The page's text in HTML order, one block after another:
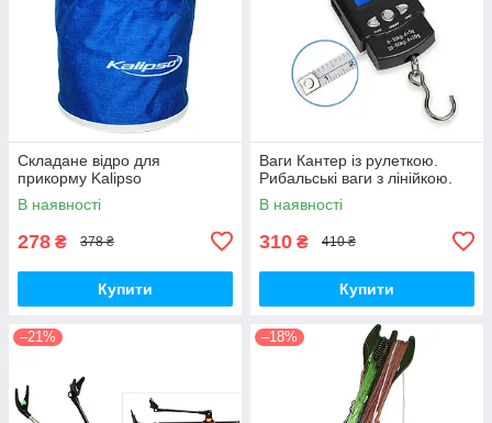
Складане відро для
прикорму Kalipso
В наявності
278 ₴ 378 ₴
Купити
Ваги Кантер із рулеткою.
Рибальські ваги з лінійкою.
В наявності
310 ₴ 410 ₴
Купити
–21% –18%